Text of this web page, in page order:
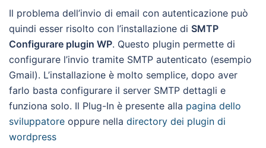
Il problema dell’invio di email con autenticazione può
quindi esser risolto con l’installazione di SMTP
Configurare plugin WP. Questo plugin permette di
configurare l’invio tramite SMTP autenticato (esempio
Gmail). L’installazione è molto semplice, dopo aver
farlo basta configurare il server SMTP dettagli e
funziona solo. Il Plug-In è presente alla pagina dello
sviluppatore oppure nella directory dei plugin di
wordpress